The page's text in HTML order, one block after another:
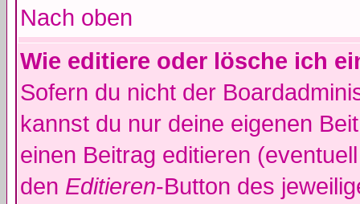
Nach oben
Wie editiere oder lösche ich
Sofern du nicht der
kannst du nur deine eigenen
einen Beitrag editieren
den Editieren-Button des